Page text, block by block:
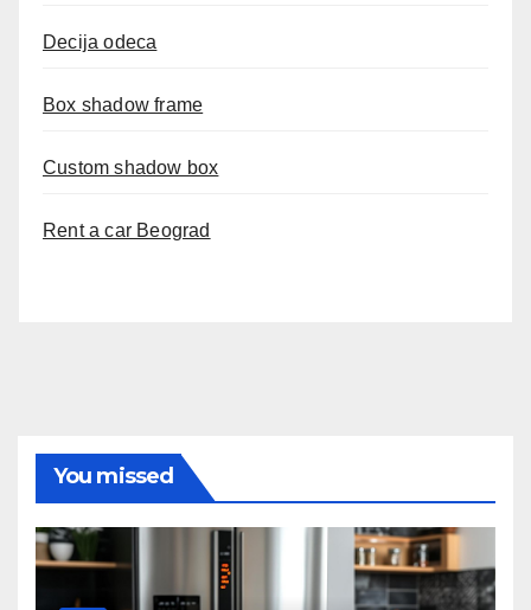
Decija odeca
Box shadow frame
Custom shadow box
Rent a car Beograd
You missed